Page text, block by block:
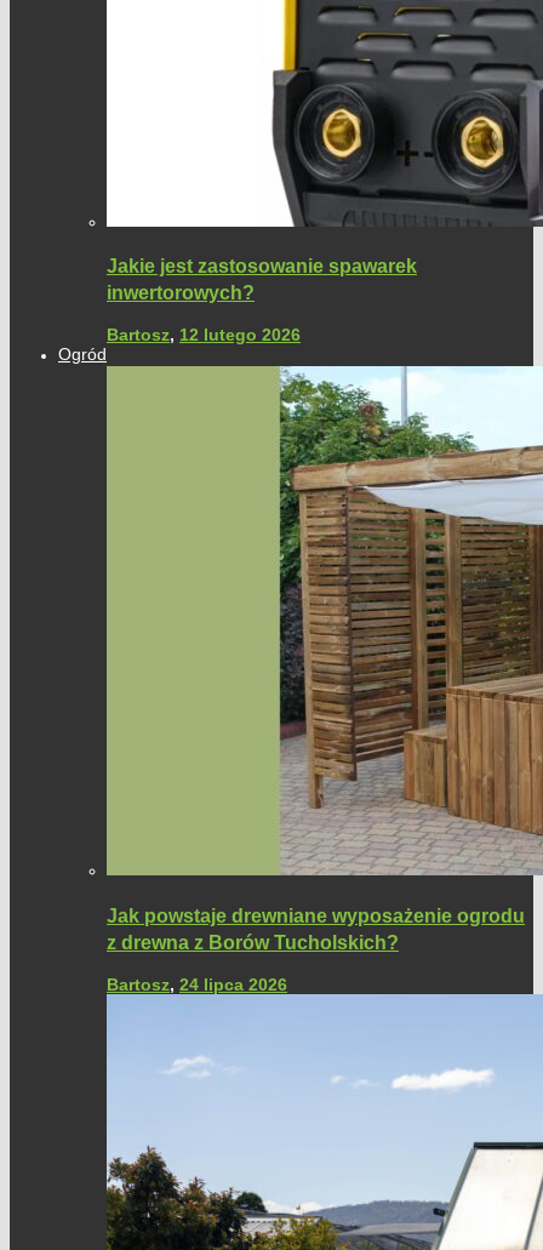
Jakie jest zastosowanie spawarek
inwertorowych?
Bartosz, 12 lutego 2026
Ogród
Jak powstaje drewniane wyposażenie ogrodu
z drewna z Borów Tucholskich?
Bartosz, 24 lipca 2026